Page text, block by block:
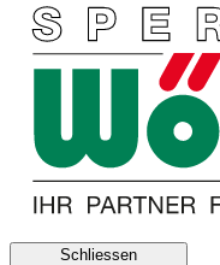
Schliessen